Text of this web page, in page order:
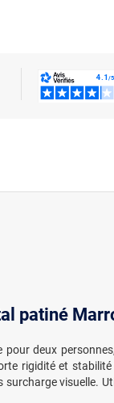
patiné
pour deux
rigidité et
visuelle.